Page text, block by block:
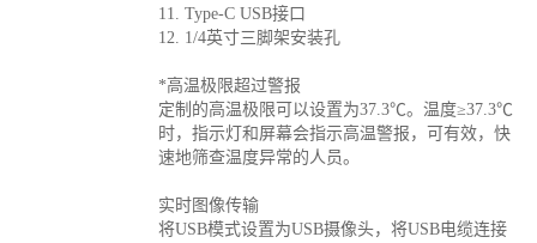
11. Type-C USB接口
12. 1/4英寸三脚架安装孔
*高温极限超过警报
定制的高温极限可以设置为37.3℃。温度≥37.3℃
时，指示灯和屏幕会指示高温警报，可有效，快
速地筛查温度异常的人员。
实时图像传输
将USB模式设置为USB摄像头，将USB电缆连接